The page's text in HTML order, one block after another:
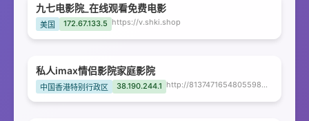
九七电影院_在线观看免费电影
美国 172.67.133.5 https://v.shki.shop
私人imax情侣影院家庭影院
中国香港特别行政区 38.190.244.1 http://813747165480559834339913747165480559834339.lanjianngjixie.cn